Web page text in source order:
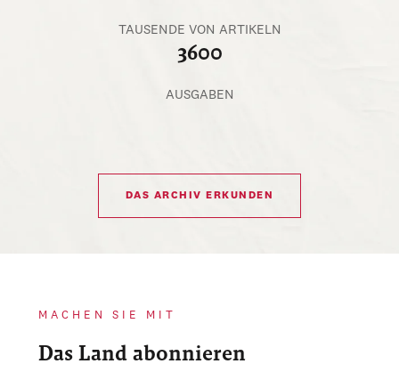
TAUSENDE VON ARTIKELN
3600
AUSGABEN
DAS ARCHIV ERKUNDEN
MACHEN SIE MIT
Das Land abonnieren